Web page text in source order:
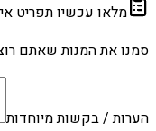
מלאו עכשיו תפריט
סמנו את המנות שאתם
הערות / בקשות מיוחדות